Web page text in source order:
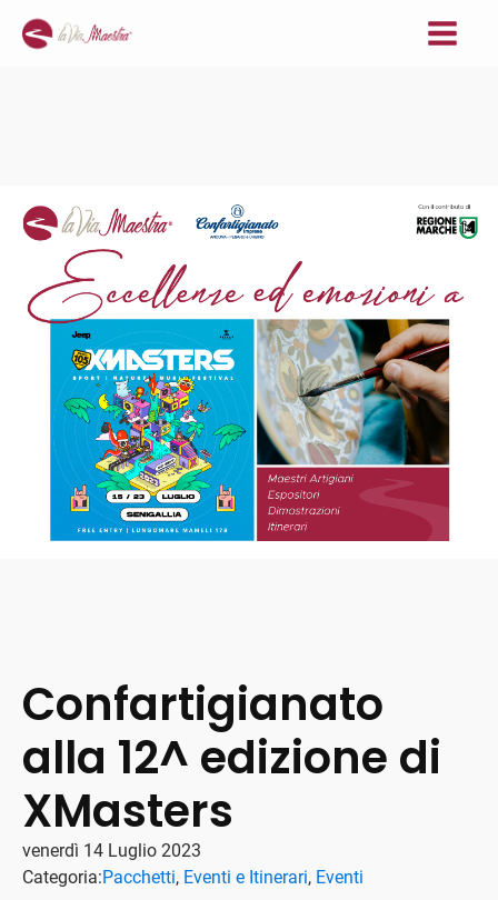
Confartigianato
alla 12^ edizione di
XMasters
venerdì 14 Luglio 2023
Categoria:Pacchetti, Eventi e Itinerari, Eventi